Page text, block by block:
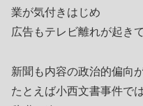
業が気付きはじめ
広告もテレビ離れが起き
新聞も内容の政治的偏向
たとえば小西文書事件で